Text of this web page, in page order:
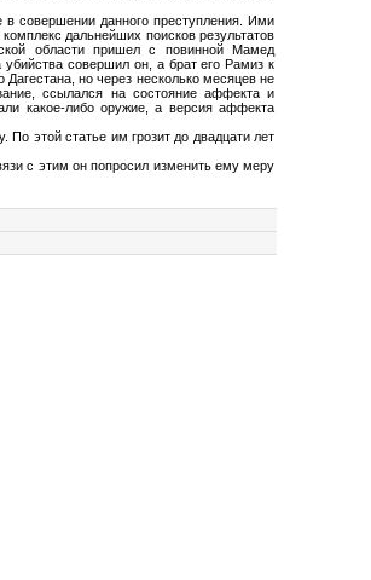
совершении данного преступления. Ими
дальнейших поисков результатов
области пришел с повинной Мамед
совершил он, а брат его Рамиз к
но через несколько месяцев не
ссылался на состояние аффекта и
какое-либо оружие, а версия аффекта
этой статье им грозит до двадцати лет
с этим он попросил изменить ему меру